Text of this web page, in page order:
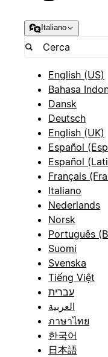
Italiano
English (US)
Bahasa
Dansk
Deutsch
English (UK)
Español
Español
Français
Italiano
Nederlands
Norsk
Português
Suomi
Svenska
Tiếng Việt
עברית
العربية
ภาษาไทย
한국어
日本語